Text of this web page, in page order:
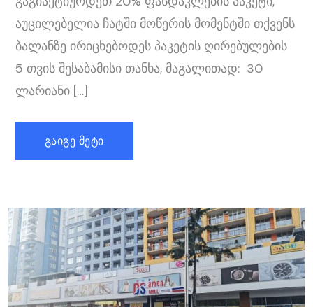
აუცილებელია ჩატში მოწერის მომენტში თქვენს
ბალანზე ირიცხებოდეს პაკეტის ღირებულების
5 თვის შესაბამისი თანხა, მაგალითად: 30
ლარიანი […]
ᲒᲐᲘᲒᲔ ᲛᲔᲢᲘ